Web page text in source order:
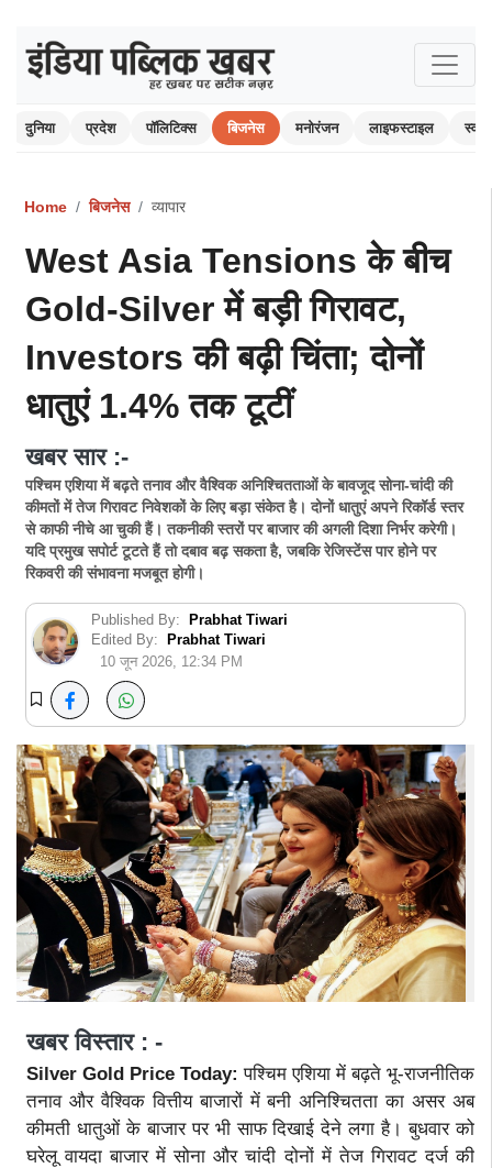
दुनिया प्रदेश पॉलिटिक्स बिजनेस मनोरंजन लाइफस्टाइल
Home बिजनेस व्यापार
West Asia Tensions के बीच
Gold-Silver में बड़ी गिरावट,
Investors की बढ़ी चिंता; दोनों
धातुएं 1.4% तक टूटीं
खबर सार :-
पश्चिम एशिया में बढ़ते तनाव और वैश्विक अनिश्चितताओं के बावजूद सोना-चांदी की
कीमतों में तेज गिरावट निवेशकों के लिए बड़ा संकेत है। दोनों धातुएं अपने रिकॉर्ड स्तर
से काफी नीचे आ चुकी हैं। तकनीकी स्तरों पर बाजार की अगली दिशा निर्भर करेगी।
यदि प्रमुख सपोर्ट टूटते हैं तो दबाव बढ़ सकता है, जबकि रेजिस्टेंस पार होने पर
रिकवरी की संभावना मजबूत होगी।
Published By:
Prabhat Tiwari
Edited By:
Prabhat Tiwari
10 जून 2026, 12:34 PM
खबर विस्तार : -
Silver Gold Price Today:पश्चिम एशिया में बढ़ते भू-राजनीतिक
तनाव और वैश्विक वित्तीय बाजारों में बनी अनिश्चितता का असर अब
कीमती धातुओं के बाजार पर भी साफ दिखाई देने लगा है। बुधवार को
घरेलू वायदा बाजार में सोना और चांदी दोनों में तेज गिरावट दर्ज की